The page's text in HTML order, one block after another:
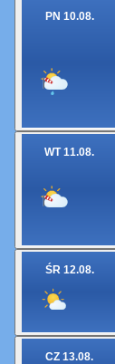
PN 10.08.
WT 11.08.
ŚR 12.08.
CZ 13.08.